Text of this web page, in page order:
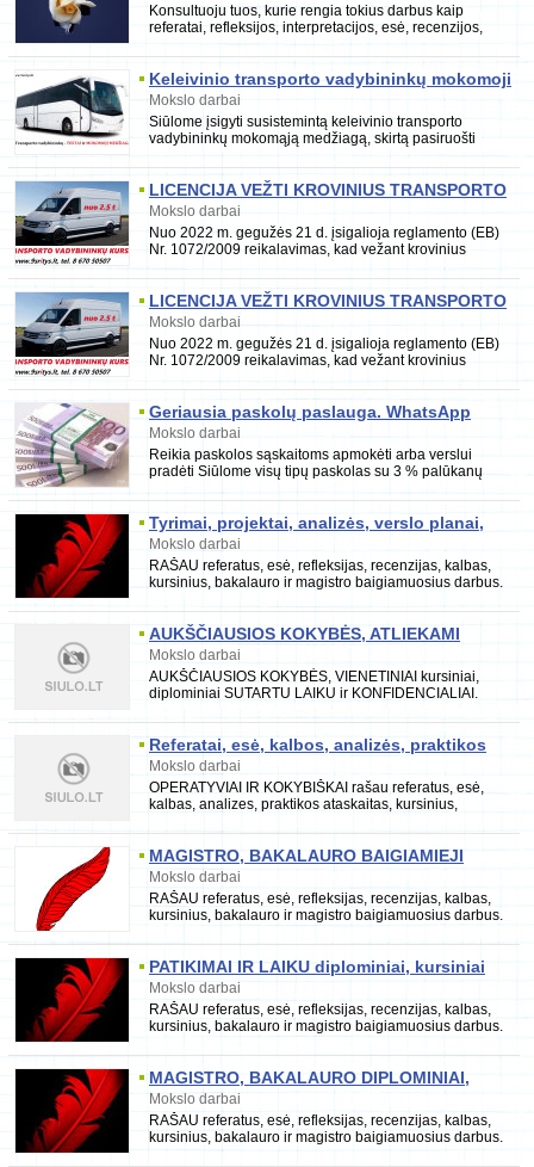
Konsultuoju tuos, kurie rengia tokius darbus kaip
referatai, refleksijos, interpretacijos, esė, recenzijos,
Keleivinio transporto vadybininkų mokomoji
medžiaga ir testai
Mokslo darbai
Siūlome įsigyti susistemintą keleivinio transporto
vadybininkų mokomąją medžiagą, skirtą pasiruošti
LICENCIJA VEŽTI KROVINIUS TRANSPORTO
PRIEMONĖMIS NUO 2, 5 TONOS
Mokslo darbai
Nuo 2022 m. gegužės 21 d. įsigalioja reglamento (EB)
Nr. 1072/2009 reikalavimas, kad vežant krovinius
LICENCIJA VEŽTI KROVINIUS TRANSPORTO
PRIEMONĖMIS NUO 2, 5 TONOS
Mokslo darbai
Nuo 2022 m. gegužės 21 d. įsigalioja reglamento (EB)
Nr. 1072/2009 reikalavimas, kad vežant krovinius
Geriausia paskolų paslauga. WhatsApp
31613839991
Mokslo darbai
Reikia paskolos sąskaitoms apmokėti arba verslui
pradėti Siūlome visų tipų paskolas su 3 % palūkanų
Tyrimai, projektai, analizės, verslo planai,
straipsniai ir kita
Mokslo darbai
RAŠAU referatus, esė, refleksijas, recenzijas, kalbas,
kursinius, bakalauro ir magistro baigiamuosius darbus.
AUKŠČIAUSIOS KOKYBĖS, ATLIEKAMI
LAIKU IR KONFIDENCIALIAI magistro,
bakalauro, kursiniai
Mokslo darbai
AUKŠČIAUSIOS KOKYBĖS, VIENETINIAI kursiniai,
diplominiai SUTARTU LAIKU ir KONFIDENCIALIAI.
ataskaita
Referatai, esė, kalbos, analizės, praktikos
ataskaitos, kursiniai, bakalauro, magistro
darbai
Mokslo darbai
OPERATYVIAI IR KOKYBIŠKAI rašau referatus, esė,
kalbas, analizes, praktikos ataskaitas, kursinius,
MAGISTRO, BAKALAURO BAIGIAMIEJI
planai, rašymas dalimis, taisymas
Mokslo darbai
RAŠAU referatus, esė, refleksijas, recenzijas, kalbas,
kursinius, bakalauro ir magistro baigiamuosius darbus.
PATIKIMAI IR LAIKU diplominiai, kursiniai
Mokslo darbai
RAŠAU referatus, esė, refleksijas, recenzijas, kalbas,
kursinius, bakalauro ir magistro baigiamuosius darbus.
MAGISTRO, BAKALAURO DIPLOMINIAI,
KURSINIAI kokybiškai, laiku ir
konfidencialiai
Mokslo darbai
RAŠAU referatus, esė, refleksijas, recenzijas, kalbas,
kursinius, bakalauro ir magistro baigiamuosius darbus.